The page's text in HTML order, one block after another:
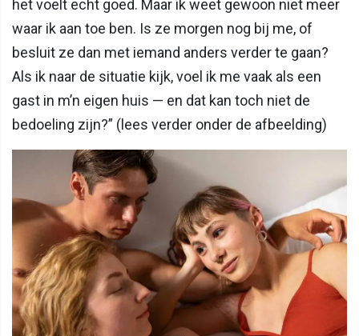
het voelt echt goed. Maar ik weet gewoon niet meer
waar ik aan toe ben. Is ze morgen nog bij me, of
besluit ze dan met iemand anders verder te gaan?
Als ik naar de situatie kijk, voel ik me vaak als een
gast in m’n eigen huis — en dat kan toch niet de
bedoeling zijn?” (lees verder onder de afbeelding)